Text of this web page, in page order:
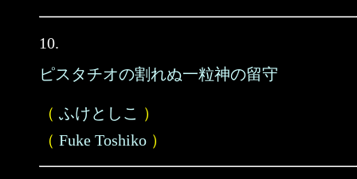
10.
ピスタチオの割れぬ一粒神の留守
（ ふけとしこ ）
（ Fuke Toshiko ）